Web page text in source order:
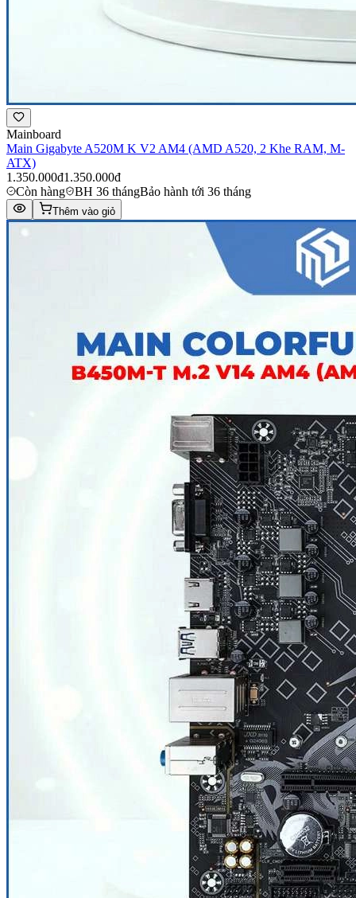
Mainboard
Main Gigabyte A520M K V2 AM4 (AMD A520, 2 Khe RAM, M-
ATX)
1.350.000đ1.350.000đ
Còn hàng
BH 36 thángBảo hành tới 36 tháng
Thêm vào giỏ